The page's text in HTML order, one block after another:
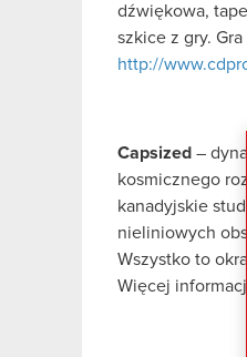
dźwiękowa,
szkice z gry.
http://
Capsized –
kosmicznego
kanadyjskie
nieliniowych
Wszystko to
Więcej